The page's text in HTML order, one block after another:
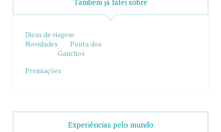
Dicas de viagem
Novidades
Ponta dos
Ganchos
Premiações
Experiências pelo mundo